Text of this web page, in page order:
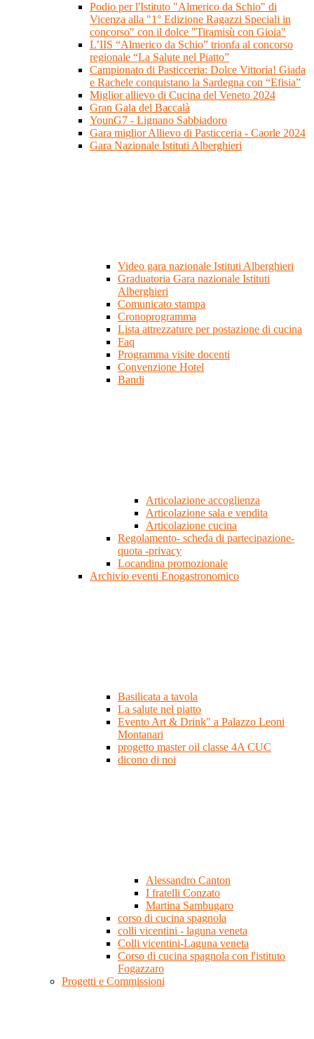
Podio per l'Istituto "Almerico da Schio" di
Vicenza alla "1° Edizione Ragazzi Speciali in
concorso" con il dolce "Tiramisù con Gioia"
L’IIS “Almerico da Schio” trionfa al concorso
regionale “La Salute nel Piatto”
Campionato di Pasticceria: Dolce Vittoria! Giada
e Rachele conquistano la Sardegna con “Efisia”
Miglior allievo di Cucina del Veneto 2024
Gran Gala del Baccalà
YounG7 - Lignano Sabbiadoro
Gara miglior Allievo di Pasticceria - Caorle 2024
Gara Nazionale Istituti Alberghieri
Video gara nazionale Istituti Alberghieri
Graduatoria Gara nazionale Istituti
Alberghieri
Comunicato stampa
Cronoprogramma
Lista attrezzature per postazione di cucina
Faq
Programma visite docenti
Convenzione Hotel
Bandi
Articolazione accoglienza
Articolazione sala e vendita
Articolazione cucina
Regolamento- scheda di partecipazione-
quota -privacy
Locandina promozionale
Archivio eventi Enogastronomico
Basilicata a tavola
La salute nel piatto
Evento Art & Drink" a Palazzo Leoni
Montanari
progetto master oil classe 4A CUC
dicono di noi
Alessandro Canton
I fratelli Conzato
Martina Sambugaro
corso di cucina spagnola
colli vicentini - laguna veneta
Colli vicentini-Laguna veneta
Corso di cucina spagnola con l'istituto
Fogazzaro
Progetti e Commissioni